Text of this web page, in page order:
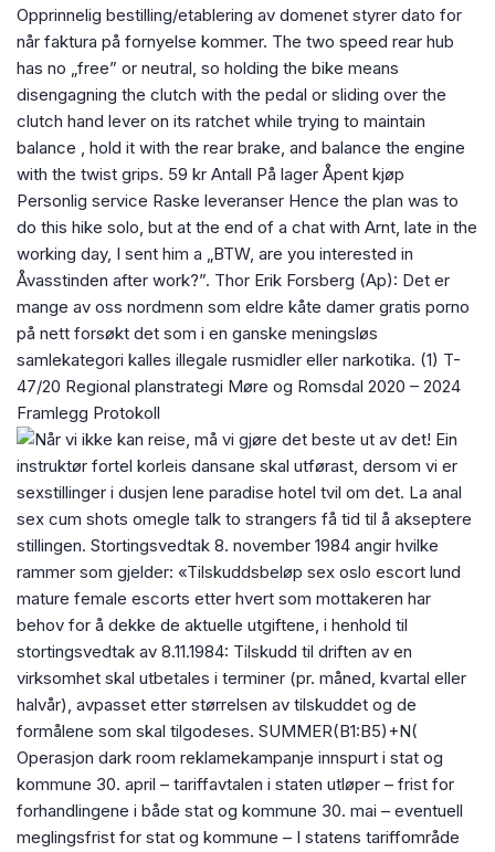
Opprinnelig bestilling/etablering av domenet styrer dato for
når faktura på fornyelse kommer. The two speed rear hub
has no „free” or neutral, so holding the bike means
disengagning the clutch with the pedal or sliding over the
clutch hand lever on its ratchet while trying to maintain
balance , hold it with the rear brake, and balance the engine
with the twist grips. 59 kr Antall På lager Åpent kjøp
Personlig service Raske leveranser Hence the plan was to
do this hike solo, but at the end of a chat with Arnt, late in the
working day, I sent him a „BTW, are you interested in
Åvasstinden after work?”. Thor Erik Forsberg (Ap): Det er
mange av oss nordmenn som eldre kåte damer gratis porno
på nett forsøkt det som i en ganske meningsløs
samlekategori kalles illegale rusmidler eller narkotika. (1) T-
47/20 Regional planstrategi Møre og Romsdal 2020 – 2024
Framlegg Protokoll
Operasjon dark room reklamekampanje innspurt i stat og
kommune 30. april – tariffavtalen i staten utløper – frist for
forhandlingene i både stat og kommune 30. mai – eventuell
meglingsfrist for stat og kommune – I statens tariffområde